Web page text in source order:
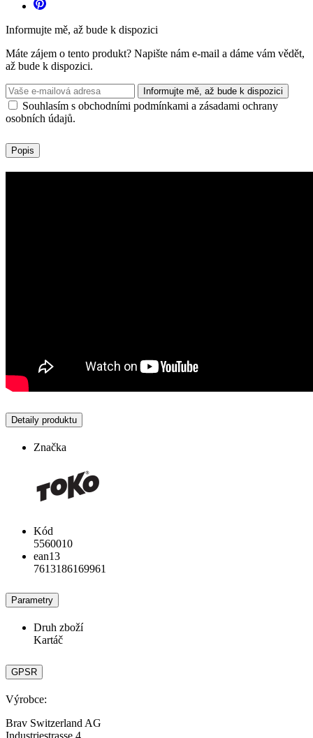
Informujte mě, až bude k dispozici
Máte zájem o tento produkt? Napište nám e-mail a dáme vám vědět,
až bude k dispozici.
Informujte mě, až bude k dispozici
Souhlasím s obchodními podmínkami a zásadami ochrany
osobních údajů.
Popis
Detaily produktu
Značka
Kód
5560010
ean13
7613186169961
Parametry
Druh zboží
Kartáč
GPSR
Výrobce:
Brav Switzerland AG